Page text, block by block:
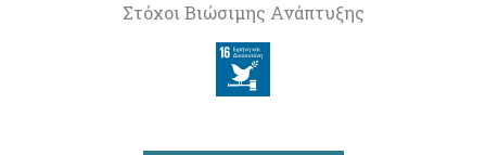
Στόχοι Βιώσιμης Ανάπτυξης